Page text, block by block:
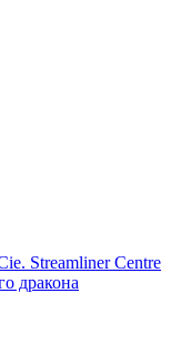
Streamliner Centre
дракона